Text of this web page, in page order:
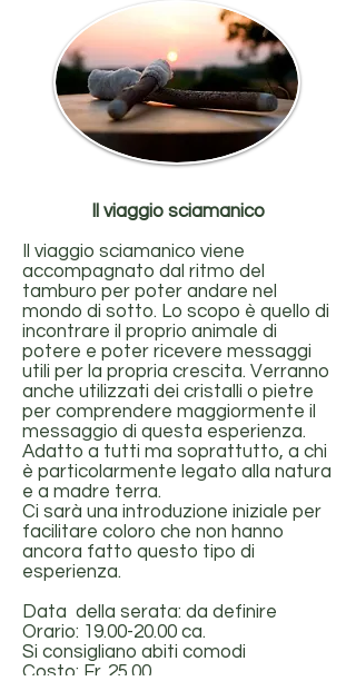
Il viaggio sciamanico
Il viaggio sciamanico viene
accompagnato dal ritmo del
tamburo per poter andare nel
mondo di sotto. Lo scopo è quello di
incontrare il proprio animale di
potere e poter ricevere messaggi
utili per la propria crescita. Verranno
anche utilizzati dei cristalli o pietre
per comprendere maggiormente il
messaggio di questa esperienza.
Adatto a tutti ma soprattutto, a chi
è particolarmente legato alla natura
e a madre terra.
Ci sarà una introduzione iniziale per
facilitare coloro che non hanno
ancora fatto questo tipo di
esperienza.
Data della serata: da definire
Orario: 19.00-20.00 ca.
Si consigliano abiti comodi
Costo: Fr. 25.00